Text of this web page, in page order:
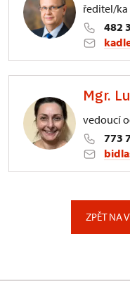
ředitel/
482
3/, Sychrov 3
Mgr.
vedoucí
773
ZPĚT NA